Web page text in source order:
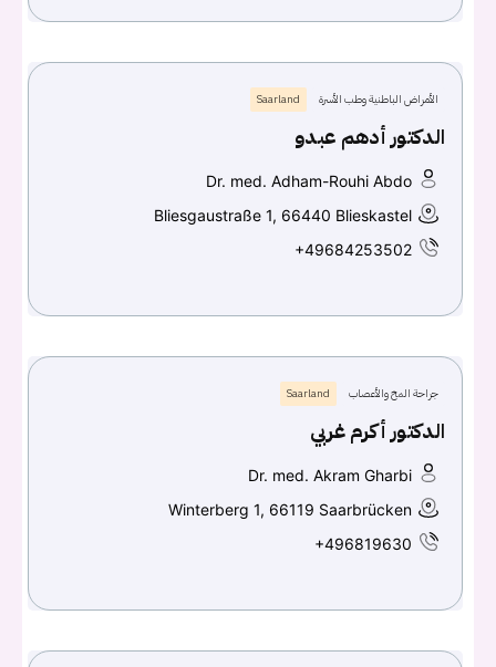
الأمراض الباطنية وطب الأسرة Saarland
الدكتور أدهم عبدو
Dr. med. Adham-Rouhi Abdo
Bliesgaustraße 1, 66440 Blieskastel
+49684253502
جراحة المخ والأعصاب Saarland
الدكتور أكرم غربي
Dr. med. Akram Gharbi
Winterberg 1, 66119 Saarbrücken
+496819630